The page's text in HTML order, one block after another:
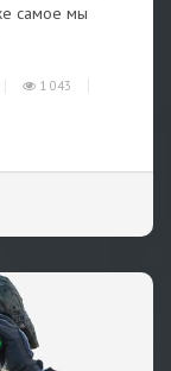
самое мы
1 043